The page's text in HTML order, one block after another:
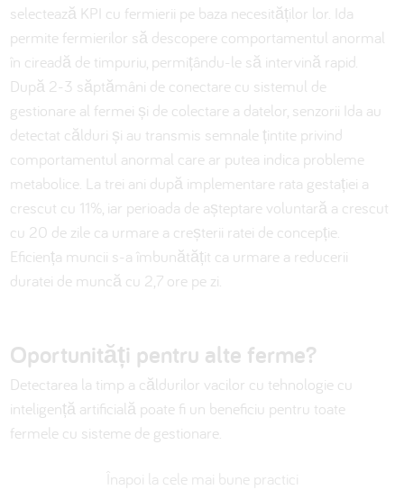
selectează KPI cu fermierii pe baza necesităților lor. Ida
permite fermierilor să descopere comportamentul anormal
în cireadă de timpuriu, permițându-le să intervină rapid.
După 2-3 săptămâni de conectare cu sistemul de
gestionare al fermei și de colectare a datelor, senzorii Ida au
detectat călduri și au transmis semnale țintite privind
comportamentul anormal care ar putea indica probleme
metabolice. La trei ani după implementare rata gestației a
crescut cu 11%, iar perioada de așteptare voluntară a crescut
cu 20 de zile ca urmare a creșterii ratei de concepție.
Eficiența muncii s-a îmbunătățit ca urmare a reducerii
duratei de muncă cu 2,7 ore pe zi.
Oportunități pentru alte ferme?
Detectarea la timp a căldurilor vacilor cu tehnologie cu
inteligență artificială poate fi un beneficiu pentru toate
fermele cu sisteme de gestionare.
Înapoi la cele mai bune practici